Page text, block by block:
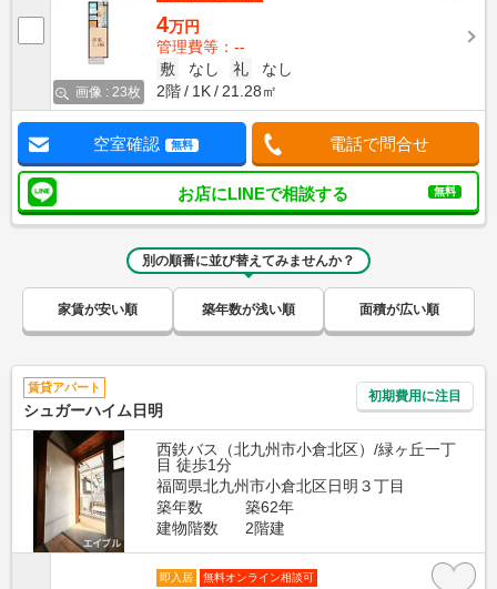
画像 : 23枚
4万円
管理費等：--
敷
なし 礼
なし
2階
1K 21.28㎡
空室確認 無料 電話で問合せ
お店にLINEで相談する 無料
別の順番に並び替えてみませんか？
家賃が安い順 築年数が浅い順 面積が広い順
賃貸アパート
シュガーハイム日明
初期費用に注目
西鉄バス（北九州市小倉北区）/緑ヶ丘一丁
目 徒歩1分
福岡県北九州市小倉北区日明３丁目
築年数
築62年
建物階数
2階建
即入居 無料オンライン相談可